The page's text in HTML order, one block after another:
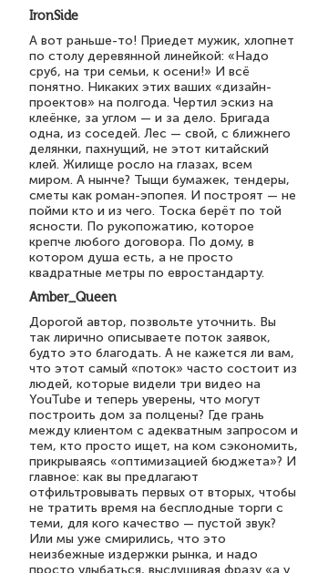
IronSide
А вот раньше-то! Приедет мужик, хлопнет
по столу деревянной линейкой: «Надо
сруб, на три семьи, к осени!» И всё
понятно. Никаких этих ваших «дизайн-
проектов» на полгода. Чертил эскиз на
клеёнке, за углом — и за дело. Бригада
одна, из соседей. Лес — свой, с ближнего
делянки, пахнущий, не этот китайский
клей. Жилище росло на глазах, всем
миром. А нынче? Тыщи бумажек, тендеры,
сметы как роман-эпопея. И построят — не
пойми кто и из чего. Тоска берёт по той
ясности. По рукопожатию, которое
крепче любого договора. По дому, в
котором душа есть, а не просто
квадратные метры по евростандарту.
Amber_Queen
Дорогой автор, позвольте уточнить. Вы
так лирично описываете поток заявок,
будто это благодать. А не кажется ли вам,
что этот самый «поток» часто состоит из
людей, которые видели три видео на
YouTube и теперь уверены, что могут
построить дом за полцены? Где грань
между клиентом с адекватным запросом и
тем, кто просто ищет, на ком сэкономить,
прикрываясь «оптимизацией бюджета»? И
главное: как вы предлагают
отфильтровывать первых от вторых, чтобы
не тратить время на бесплодные торги с
теми, для кого качество — пустой звук?
Или мы уже смирились, что это
неизбежные издержки рынка, и надо
просто улыбаться, выслушивая фразу «а у